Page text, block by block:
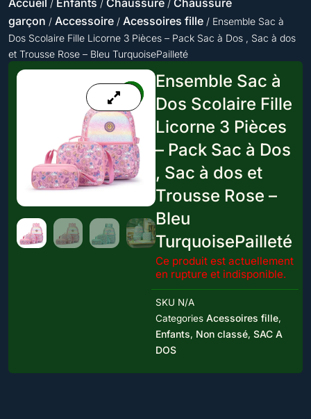
Accueil / Enfants / Chaussure / Chaussure
garçon / Accessoire / Acessoires fille / Ensemble Sac à
Dos Scolaire Fille Licorne 3 Pièces – Pack Sac à Dos , Sac à dos
et Trousse Rose – Bleu TurquoisePailleté
Ensemble Sac à
Dos Scolaire Fille
Licorne 3 Pièces
– Pack Sac à Dos
, Sac à dos et
Trousse Rose –
Bleu
TurquoisePailleté
Ce produit est actuellement
en rupture et indisponible.
SKU N/A
Categories Acessoires fille,
Enfants, Non classé, SAC A
DOS